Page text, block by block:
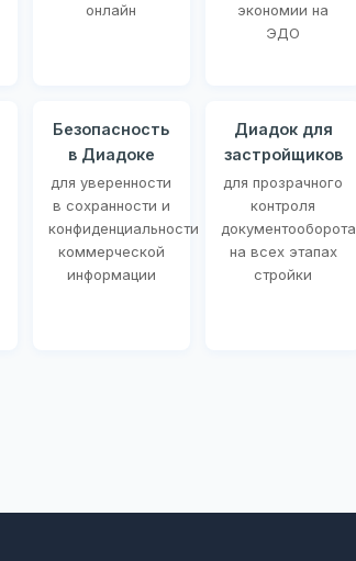
онлайн
экономии на
ЭДО
Безопасность
в Диадоке
для уверенности
в сохранности и
конфиденциальности
коммерческой
информации
Диадок для
застройщиков
для прозрачного
контроля
документооборота
на всех этапах
стройки